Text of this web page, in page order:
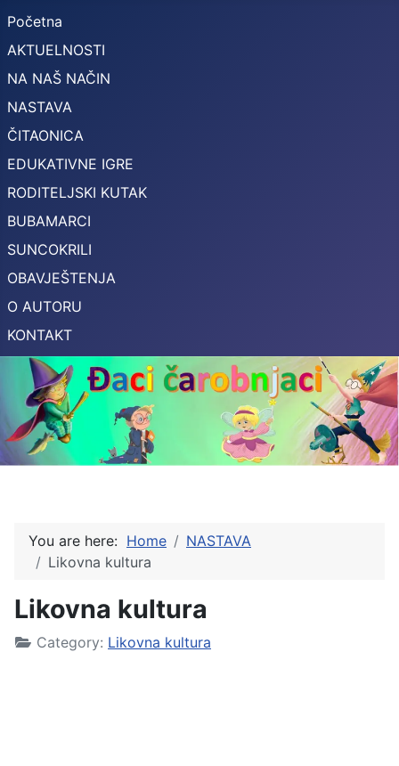
Početna
AKTUELNOSTI
NA NAŠ NAČIN
NASTAVA
ČITAONICA
EDUKATIVNE IGRE
RODITELJSKI KUTAK
BUBAMARCI
SUNCOKRILI
OBAVJEŠTENJA
O AUTORU
KONTAKT
You are here: Home
NASTAVA
Likovna kultura
Likovna kultura
Category: Likovna kultura